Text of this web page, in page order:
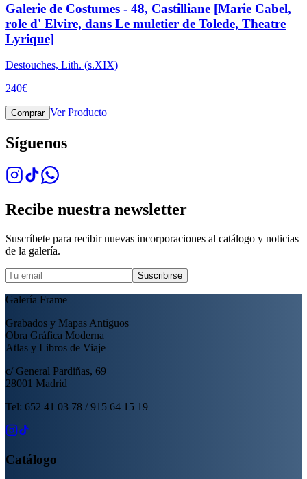
Galerie de Costumes - 48, Castilliane [Marie Cabel,
role d' Elvire, dans Le muletier de Tolede, Theatre
Lyrique]
Destouches, Lith. (s.XIX)
240€
Comprar Ver Producto
Síguenos
Recibe nuestra newsletter
Suscríbete para recibir nuevas incorporaciones al catálogo y noticias
de la galería.
Suscribirse
Galería Frame
Grabados y Mapas Antiguos
Obra Gráfica Moderna
Atlas y Libros de Viaje
c/ General Pardiñas, 69
28001 Madrid
Tel: 652 41 03 78 / 915 64 15 19
Catálogo